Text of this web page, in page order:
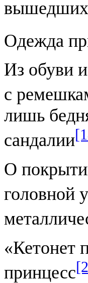
Одежда
Из обуви
с
лишь
сандалии
О
головной
«Кетонет
принцесс